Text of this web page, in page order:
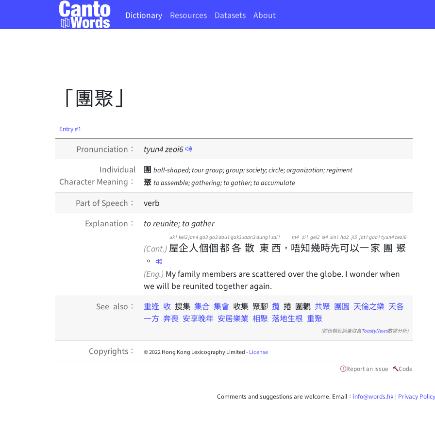
Dictionary Resources Datasets About
「團聚」
Entry #1
Pronunciation： tyun4zeoi6
Individual
Character Meaning：
團 ball-shaped; tour group; group; society; circle; organization; regiment
聚 to assemble; gathering; to gather; to accumulate
Part of Speech：
verb
Explanation：
to reunite; to gather
(Cant.) 屋
uk1
企
kei2
人
jan4
個
go3
個
go3
都
dou1
各
gok3
散
saan3
東
dung1
西
sai1
， 唔
m4
知
zi1
幾
gei2
時
si4
先
sin1
可
ho2
以
ji5
一
jat1
家
gaa1
團
tyun4
聚
zeoi6
。
(Eng.) My family members are scattered over the globe. I wonder when
we will be reunited together again.
See also：
重逢 收 搜集 集合 集會 收集 聚腳 攬 捲 圍觀 共聚 團圓 天倫之樂 天各
一方 奔喪 安享晚年 安居樂業 相聚 落地生根 重聚
(部份類近詞彙取自ToastyNews數據分析)
Copyrights： © 2022 Hong Kong Lexicography Limited -License
Report an issue Code
Comments and suggestions are welcome. Email： info@words.hk | Privacy Policy